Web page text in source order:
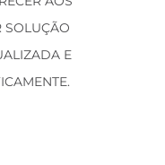
SOLUÇÃO
E